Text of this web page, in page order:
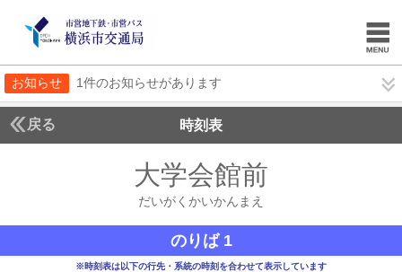
お知らせ 1件のお知らせがあります
戻る 時刻表
大学会館前
だいがくかいかんまえ
のりば 1
※時刻表は以下の行先・系統の時刻を合わせて表示しています